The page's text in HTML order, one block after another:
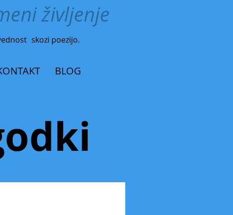
življenje
skozi poezijo.
BLOG